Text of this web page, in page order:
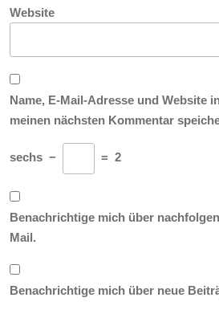
Website
Name, E-Mail-Adresse und Website
meinen nächsten Kommentar
sechs − = 2
Benachrichtige mich über
Mail.
Benachrichtige mich über neue